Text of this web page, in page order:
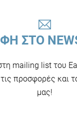
ΣΤΟ
mailing list του
προσφορές και
μας!